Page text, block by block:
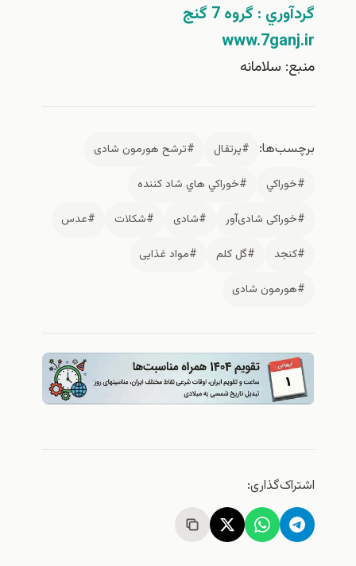
گردآوري : گروه 7 گنج
www.7ganj.ir
منبع: سلامانه
برچسب‌ها: #پرتقال
#ترشح هورمون شادی
#خوراكي
#خوراكي هاي شاد كننده
#خوراکی شادی‌آور
#شادی #شكلات
#عدس
#كنجد
#گل كلم
#مواد غذایی
#هورمون شادی
اشتراک‌گذاری: